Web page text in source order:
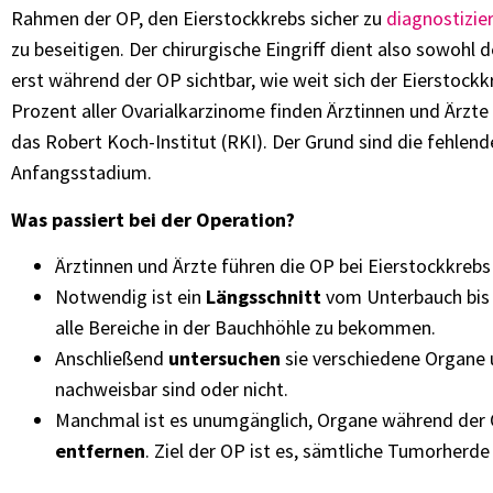
Rahmen der OP, den Eierstockkrebs sicher zu
zu beseitigen. Der chirurgische Eingriff dient also sowohl
erst während der OP sichtbar, wie weit sich der
Prozent aller Ovarialkarzinome finden Ärztinnen und
das Robert Koch-Institut (RKI). Der Grund sind die
Anfangsstadium.
Was passiert bei der Operation?
Ärztinnen und Ärzte führen die OP bei
Notwendig ist ein Längsschnittvom Unterbauch
alle Bereiche in der Bauchhöhle zu bekommen.
Anschließend untersuchen sie verschiedene
nachweisbar sind oder nicht.
Manchmal ist es unumgänglich, Organe während
entfernen. Ziel der OP ist es, sämtliche